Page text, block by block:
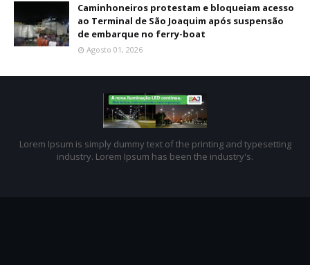
Caminhoneiros protestam e bloqueiam acesso
ao Terminal de São Joaquim após suspensão
de embarque no ferry-boat
Agosto 01, 2026
Lorem Ipsum is simply dummy text of the printing and typesetting
industry. Lorem Ipsum has been the industry's.